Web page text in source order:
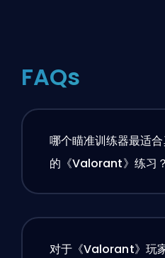
FAQs
哪个瞄准训练器最适
的《Valorant》练习？
对于《Valorant》玩